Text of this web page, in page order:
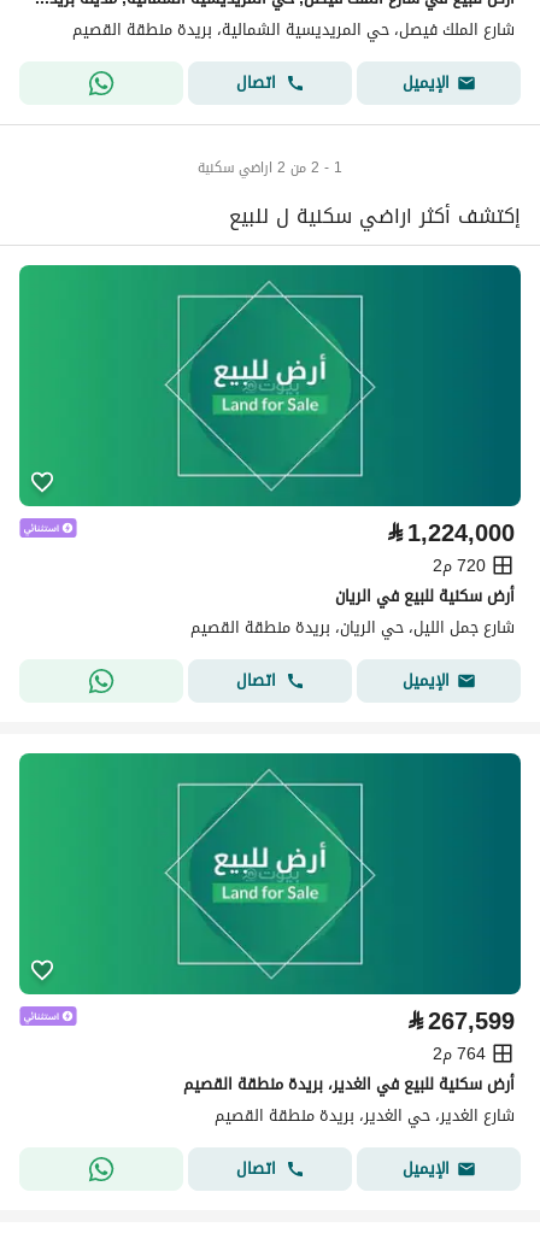
شارع الملك فيصل، حي المريديسية الشمالية، بريدة منطقة القصيم
الإيميل
اتصال
1 - 2 من 2 اراضي سكنية
إكتشف أكثر اراضي سكنية ل للبيع
⃁1,224,000
720 م2
أرض سكنية للبيع في الريان
شارع جمل الليل، حي الريان، بريدة منطقة القصيم
الإيميل
اتصال
⃁267,599
764 م2
أرض سكنية للبيع في الغدير، بريدة منطقة القصيم
شارع الغدير، حي الغدير، بريدة منطقة القصيم
الإيميل
اتصال